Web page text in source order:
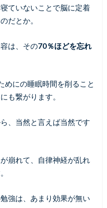
ていないことで脳に定着
だとか。
は、その70％ほどを忘れ
めにの睡眠時間を削ること
も繋がります。
、当然と言えば当然です
崩れて、自律神経が乱れ
強は、あまり効果が無い